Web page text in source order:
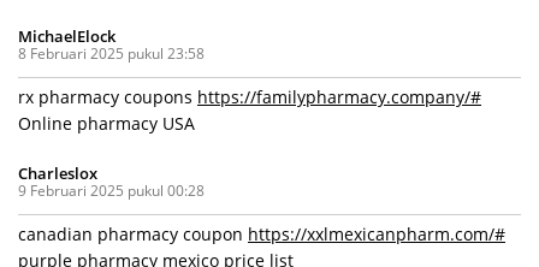
MichaelElock
8 Februari 2025 pukul 23:58
rx pharmacy coupons https://familypharmacy.company/#
Online pharmacy USA
Charleslox
9 Februari 2025 pukul 00:28
canadian pharmacy coupon https://xxlmexicanpharm.com/#
purple pharmacy mexico price list